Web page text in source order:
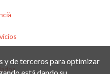
y de terceros para optimizar